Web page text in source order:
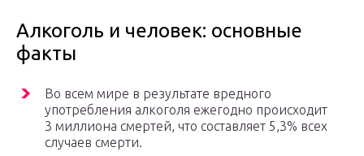
Алкоголь и человек: основные
факты
Во всем мире в результате вредного
употребления алкоголя ежегодно происходит
3 миллиона смертей, что составляет 5,3% всех
случаев смерти.